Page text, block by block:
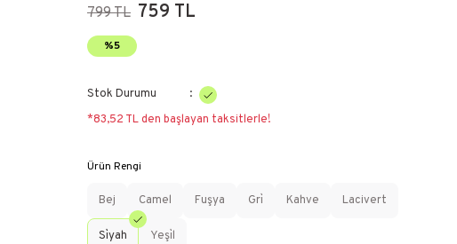
799 TL 759 TL
%5
Stok Durumu
*83,52 TL den başlayan taksitlerle!
Ürün Rengi
Bej Camel Fuşya Gri̇ Kahve Lacivert
Si̇yah Yeşi̇l